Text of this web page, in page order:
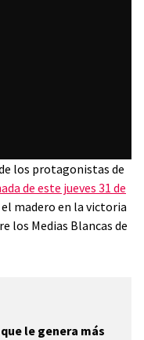
los protagonistas de
de este jueves 31 de
madero en la victoria
los Medias Blancas de
le genera más